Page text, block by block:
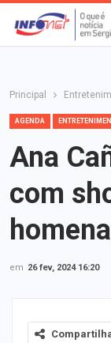
Principal
AGENDA
Ana
com
em 26 fev, 2024 16:20